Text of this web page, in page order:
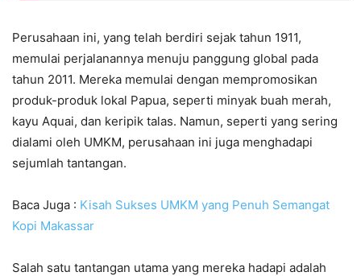
Perusahaan ini, yang telah berdiri sejak tahun 1911,
memulai perjalanannya menuju panggung global pada
tahun 2011. Mereka memulai dengan mempromosikan
produk-produk lokal Papua, seperti minyak buah merah,
kayu Aquai, dan keripik talas. Namun, seperti yang sering
dialami oleh UMKM, perusahaan ini juga menghadapi
sejumlah tantangan.
Baca Juga : Kisah Sukses UMKM yang Penuh Semangat
Kopi Makassar
Salah satu tantangan utama yang mereka hadapi adalah